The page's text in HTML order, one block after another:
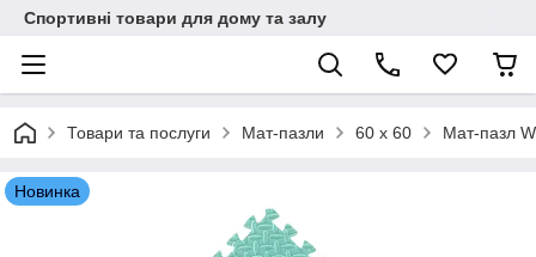
Спортивні товари для дому та залу
Товари та послуги Мат-пазли 60 х 60 Мат-пазл
Новинка